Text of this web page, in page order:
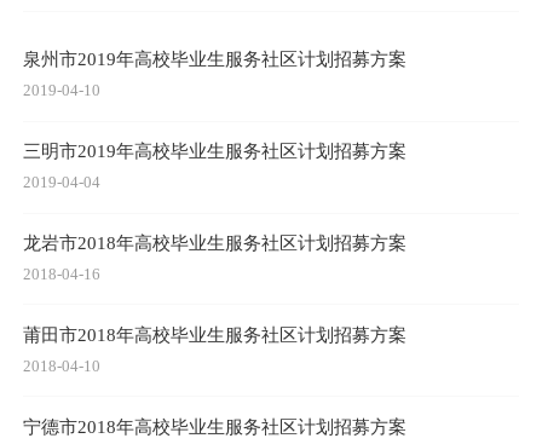
泉州市2019年高校毕业生服务社区计划招募方案
2019-04-10
三明市2019年高校毕业生服务社区计划招募方案
2019-04-04
龙岩市2018年高校毕业生服务社区计划招募方案
2018-04-16
莆田市2018年高校毕业生服务社区计划招募方案
2018-04-10
宁德市2018年高校毕业生服务社区计划招募方案